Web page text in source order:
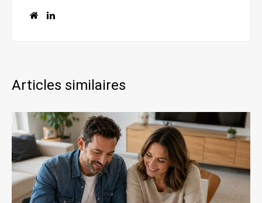
Articles similaires